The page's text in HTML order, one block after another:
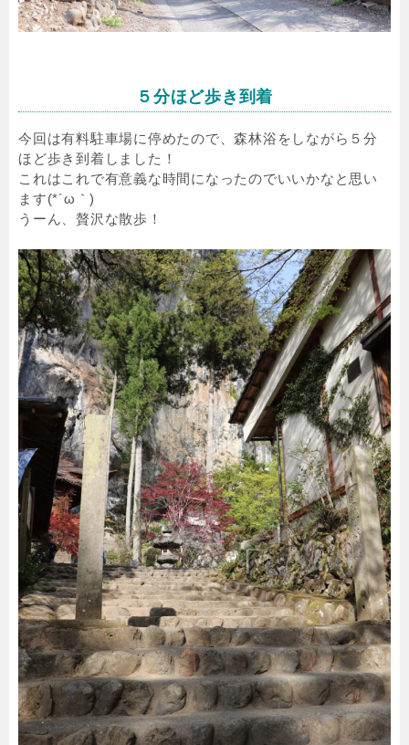
５分ほど歩き到着
今回は有料駐車場に停めたので、森林浴をしながら５分
ほど歩き到着しました！
これはこれで有意義な時間になったのでいいかなと思い
ます(*´ω｀)
うーん、贅沢な散歩！